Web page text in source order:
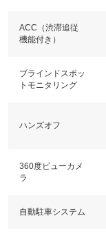
ACC（渋滞追従
機能付き）
ブラインドスポッ
トモニタリング
ハンズオフ
360度ビューカメ
ラ
自動駐車システム